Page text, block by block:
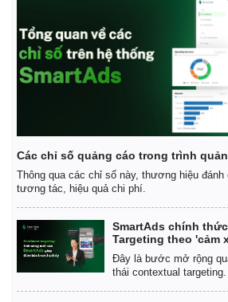
Các chỉ số quảng cáo trong trình
Thông qua các chỉ số này, thương hiệu
tương tác, hiệu quả chi phí.
SmartAds chính
Targeting theo 'cảm
Đây là bước mở rộng
thái contextual targeting.